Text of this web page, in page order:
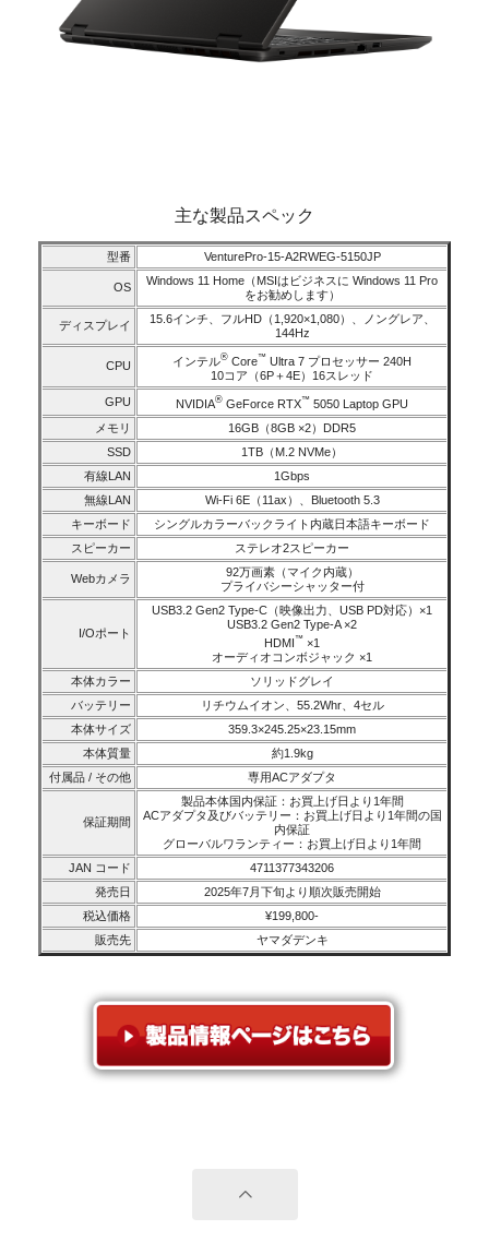
主な製品スペック
型番 VenturePro-15-A2RWEG-5150JP
OS
Windows 11 Home（MSIはビジネスに Windows 11 Pro
をお勧めします）
ディスプレイ
15.6インチ、フルHD（1,920×1,080）、ノングレア、
144Hz
CPU インテル® Core™ Ultra 7 プロセッサー 240H
10コア（6P＋4E）16スレッド
GPU NVIDIA® GeForce RTX™ 5050 Laptop GPU
メモリ
16GB（8GB ×2）DDR5
SSD
1TB（M.2 NVMe）
有線LAN
1Gbps
無線LAN
Wi-Fi 6E（11ax）、Bluetooth 5.3
キーボード
シングルカラーバックライト内蔵日本語キーボード
スピーカー
ステレオ2スピーカー
Webカメラ
92万画素（マイク内蔵）
プライバシーシャッター付
I/Oポート
USB3.2 Gen2 Type-C（映像出力、USB PD対応）×1
USB3.2 Gen2 Type-A ×2
HDMI™ ×1
オーディオコンボジャック ×1
本体カラー
ソリッドグレイ
バッテリー
リチウムイオン、55.2Whr、4セル
本体サイズ
359.3×245.25×23.15mm
本体質量
約1.9kg
付属品 / その他
専用ACアダプタ
保証期間
製品本体国内保証：お買上げ日より1年間
ACアダプタ及びバッテリー：お買上げ日より1年間の国
内保証
グローバルワランティー：お買上げ日より1年間
JAN コード
4711377343206
発売日
2025年7月下旬より順次販売開始
税込価格
¥199,800-
販売先
ヤマダデンキ